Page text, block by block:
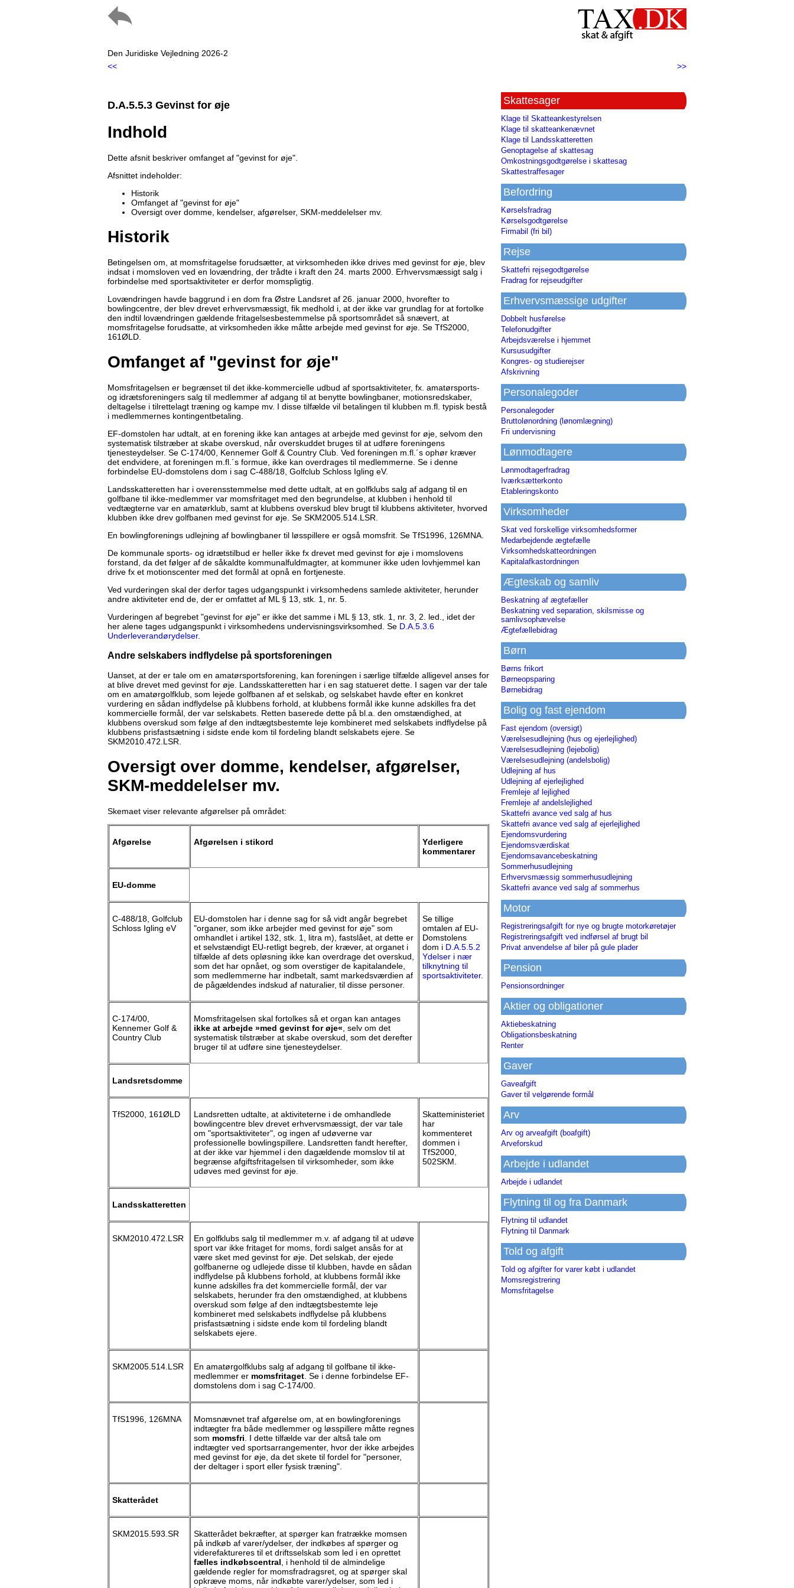
Den Juridiske Vejledning 2026-2
<<
>>
D.A.5.5.3 Gevinst for øje
Indhold
Dette afsnit beskriver omfanget af "gevinst for øje".
Afsnittet indeholder:
Historik
Omfanget af "gevinst for øje"
Oversigt over domme, kendelser, afgørelser, SKM-meddelelser mv.
Historik
Betingelsen om, at momsfritagelse forudsætter, at virksomheden ikke drives med gevinst for øje, blev
indsat i momsloven ved en lovændring, der trådte i kraft den 24. marts 2000. Erhvervsmæssigt salg i
forbindelse med sportsaktiviteter er derfor momspligtig.
Lovændringen havde baggrund i en dom fra Østre Landsret af 26. januar 2000, hvorefter to
bowlingcentre, der blev drevet erhvervsmæssigt, fik medhold i, at der ikke var grundlag for at fortolke
den indtil lovændringen gældende fritagelsesbestemmelse på sportsområdet så snævert, at
momsfritagelse forudsatte, at virksomheden ikke måtte arbejde med gevinst for øje. Se TfS2000,
161ØLD.
Omfanget af "gevinst for øje"
Momsfritagelsen er begrænset til det ikke-kommercielle udbud af sportsaktiviteter, fx. amatørsports-
og idrætsforeningers salg til medlemmer af adgang til at benytte bowlingbaner, motionsredskaber,
deltagelse i tilrettelagt træning og kampe mv. I disse tilfælde vil betalingen til klubben m.fl. typisk bestå
i medlemmernes kontingentbetaling.
EF-domstolen har udtalt, at en forening ikke kan antages at arbejde med gevinst for øje, selvom den
systematisk tilstræber at skabe overskud, når overskuddet bruges til at udføre foreningens
tjenesteydelser. Se C-174/00, Kennemer Golf & Country Club. Ved foreningen m.fl.´s ophør kræver
det endvidere, at foreningen m.fl.´s formue, ikke kan overdrages til medlemmerne. Se i denne
forbindelse EU-domstolens dom i sag C-488/18, Golfclub Schloss Igling eV.
Landsskatteretten har i overensstemmelse med dette udtalt, at en golfklubs salg af adgang til en
golfbane til ikke-medlemmer var momsfritaget med den begrundelse, at klubben i henhold til
vedtægterne var en amatørklub, samt at klubbens overskud blev brugt til klubbens aktiviteter, hvorved
klubben ikke drev golfbanen med gevinst for øje. Se SKM2005.514.LSR.
En bowlingforenings udlejning af bowlingbaner til løsspillere er også momsfrit. Se TfS1996, 126MNA.
De kommunale sports- og idrætstilbud er heller ikke fx drevet med gevinst for øje i momslovens
forstand, da det følger af de såkaldte kommunalfuldmagter, at kommuner ikke uden lovhjemmel kan
drive fx et motionscenter med det formål at opnå en fortjeneste.
Ved vurderingen skal der derfor tages udgangspunkt i virksomhedens samlede aktiviteter, herunder
andre aktiviteter end de, der er omfattet af ML § 13, stk. 1, nr. 5.
Vurderingen af begrebet "gevinst for øje" er ikke det samme i ML § 13, stk. 1, nr. 3, 2. led., idet der
her alene tages udgangspunkt i virksomhedens undervisningsvirksomhed. Se D.A.5.3.6
Underleverandørydelser.
Andre selskabers indflydelse på sportsforeningen
Uanset, at der er tale om en amatørsportsforening, kan foreningen i særlige tilfælde alligevel anses for
at blive drevet med gevinst for øje. Landsskatteretten har i en sag statueret dette. I sagen var der tale
om en amatørgolfklub, som lejede golfbanen af et selskab, og selskabet havde efter en konkret
vurdering en sådan indflydelse på klubbens forhold, at klubbens formål ikke kunne adskilles fra det
kommercielle formål, der var selskabets. Retten baserede dette på bl.a. den omstændighed, at
klubbens overskud som følge af den indtægtsbestemte leje kombineret med selskabets indflydelse på
klubbens prisfastsætning i sidste ende kom til fordeling blandt selskabets ejere. Se
SKM2010.472.LSR.
Oversigt over domme, kendelser, afgørelser,
SKM-meddelelser mv.
Skemaet viser relevante afgørelser på området:
Afgørelse Afgørelsen i stikord
Yderligere
kommentarer
EU-domme
C-488/18, Golfclub
Schloss Igling eV
EU-domstolen har i denne sag for så vidt angår begrebet
"organer, som ikke arbejder med gevinst for øje" som
omhandlet i artikel 132, stk. 1, litra m), fastslået, at dette er
et selvstændigt EU-retligt begreb, der kræver, at organet i
tilfælde af dets opløsning ikke kan overdrage det overskud,
som det har opnået, og som overstiger de kapitalandele,
som medlemmerne har indbetalt, samt markedsværdien af
de pågældendes indskud af naturalier, til disse personer.
Se tillige
omtalen af EU-
Domstolens
dom i D.A.5.5.2
Ydelser i nær
tilknytning til
sportsaktiviteter.
C-174/00,
Kennemer Golf &
Country Club
Momsfritagelsen skal fortolkes så et organ kan antages
ikke at arbejde »med gevinst for øje« , selv om det
systematisk tilstræber at skabe overskud, som det derefter
bruger til at udføre sine tjenesteydelser.
Landsretsdomme
TfS2000, 161ØLD
Landsretten udtalte, at aktiviteterne i de omhandlede
bowlingcentre blev drevet erhvervsmæssigt, der var tale
om "sportsaktiviteter", og ingen af udøverne var
professionelle bowlingspillere. Landsretten fandt herefter,
at der ikke var hjemmel i den dagældende momslov til at
begrænse afgiftsfritagelsen til virksomheder, som ikke
udøves med gevinst for øje.
Skatteministeriet
har
kommenteret
dommen i
TfS2000,
502SKM.
Landsskatteretten
SKM2010.472.LSR
En golfklubs salg til medlemmer m.v. af adgang til at udøve
sport var ikke fritaget for moms, fordi salget ansås for at
være sket med gevinst for øje. Det selskab, der ejede
golfbanerne og udlejede disse til klubben, havde en sådan
indflydelse på klubbens forhold, at klubbens formål ikke
kunne adskilles fra det kommercielle formål, der var
selskabets, herunder fra den omstændighed, at klubbens
overskud som følge af den indtægtsbestemte leje
kombineret med selskabets indflydelse på klubbens
prisfastsætning i sidste ende kom til fordeling blandt
selskabets ejere.
SKM2005.514.LSR
En amatørgolfklubs salg af adgang til golfbane til ikke-
medlemmer er momsfritaget . Se i denne forbindelse EF-
domstolens dom i sag C-174/00.
TfS1996, 126MNA
Momsnævnet traf afgørelse om, at en bowlingforenings
indtægter fra både medlemmer og løsspillere måtte regnes
som momsfri . I dette tilfælde var der altså tale om
indtægter ved sportsarrangementer, hvor der ikke arbejdes
med gevinst for øje, da det skete til fordel for "personer,
der deltager i sport eller fysisk træning".
Skatterådet
SKM2015.593.SR
Skatterådet bekræfter, at spørger kan fratrække momsen
på indkøb af varer/ydelser, der indkøbes af spørger og
viderefaktureres til et driftsselskab som led i en oprettet
fælles indkøbscentral , i henhold til de almindelige
gældende regler for momsfradragsret, og at spørger skal
opkræve moms, når indkøbte varer/ydelser, som led i
Skattesager
Klage til Skatteankestyrelsen
Klage til skatteankenævnet
Klage til Landsskatteretten
Genoptagelse af skattesag
Omkostningsgodtgørelse i skattesag
Skattestraffesager
Befordring
Kørselsfradrag
Kørselsgodtgørelse
Firmabil (fri bil)
Rejse
Skattefri rejsegodtgørelse
Fradrag for rejseudgifter
Erhvervsmæssige udgifter
Dobbelt husførelse
Telefonudgifter
Arbejdsværelse i hjemmet
Kursusudgifter
Kongres- og studierejser
Afskrivning
Personalegoder
Personalegoder
Bruttolønordning (lønomlægning)
Fri undervisning
Lønmodtagere
Lønmodtagerfradrag
Iværksætterkonto
Etableringskonto
Virksomheder
Skat ved forskellige virksomhedsformer
Medarbejdende ægtefælle
Virksomhedskatteordningen
Kapitalafkastordningen
Ægteskab og samliv
Beskatning af ægtefæller
Beskatning ved separation, skilsmisse og
samlivsophævelse
Ægtefællebidrag
Børn
Børns frikort
Børneopsparing
Børnebidrag
Bolig og fast ejendom
Fast ejendom (oversigt)
Værelsesudlejning (hus og ejerlejlighed)
Værelsesudlejning (lejebolig)
Værelsesudlejning (andelsbolig)
Udlejning af hus
Udlejning af ejerlejlighed
Fremleje af lejlighed
Fremleje af andelslejlighed
Skattefri avance ved salg af hus
Skattefri avance ved salg af ejerlejlighed
Ejendomsvurdering
Ejendomsværdiskat
Ejendomsavancebeskatning
Sommerhusudlejning
Erhvervsmæssig sommerhusudlejning
Skattefri avance ved salg af sommerhus
Motor
Registreringsafgift for nye og brugte motorkøretøjer
Registreringsafgift ved indførsel af brugt bil
Privat anvendelse af biler på gule plader
Pension
Pensionsordninger
Aktier og obligationer
Aktiebeskatning
Obligationsbeskatning
Renter
Gaver
Gaveafgift
Gaver til velgørende formål
Arv
Arv og arveafgift (boafgift)
Arveforskud
Arbejde i udlandet
Arbejde i udlandet
Flytning til og fra Danmark
Flytning til udlandet
Flytning til Danmark
Told og afgift
Told og afgifter for varer købt i udlandet
Momsregistrering
Momsfritagelse